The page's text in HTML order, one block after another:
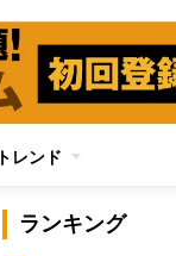
トレンド
ランキング